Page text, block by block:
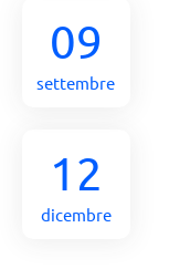
09
settembre
12
dicembre